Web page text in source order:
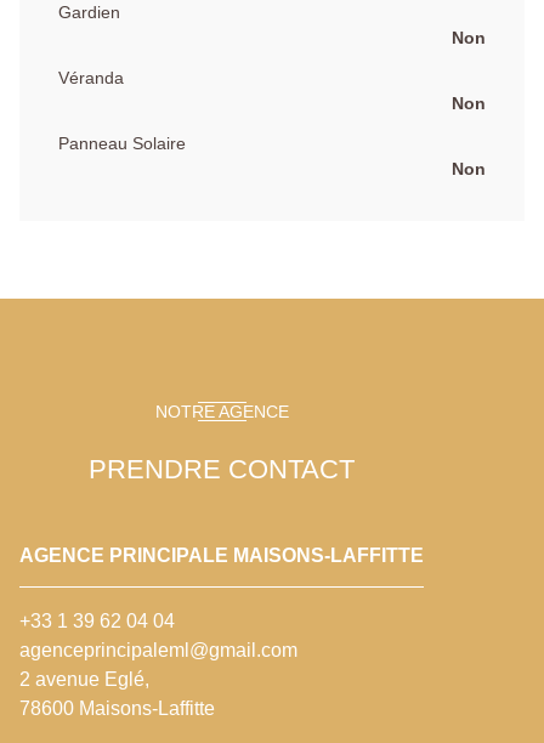
Gardien
Non
Véranda
Non
Panneau Solaire
Non
NOTRE AGENCE
PRENDRE CONTACT
AGENCE PRINCIPALE MAISONS-LAFFITTE
+33 1 39 62 04 04
agenceprincipaleml@gmail.com
2 avenue Eglé,
78600 Maisons-Laffitte